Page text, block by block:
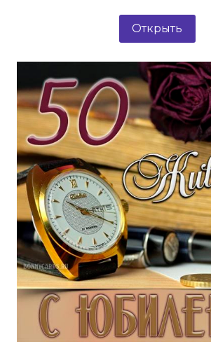
Открыть